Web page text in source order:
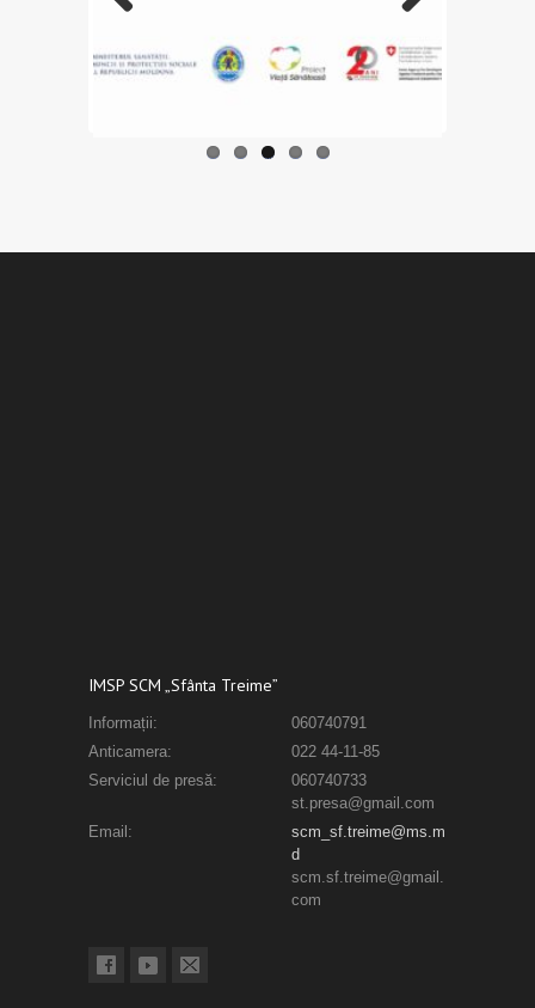
us
IMSP SCM „Sfânta Treime”
Informații:
060740791
Anticamera:
022 44-11-85
Serviciul de presă:
060740733
st.presa@gmail.com
Email:
scm_sf.treime@ms.m
d
scm.sf.treime@gmail.
com